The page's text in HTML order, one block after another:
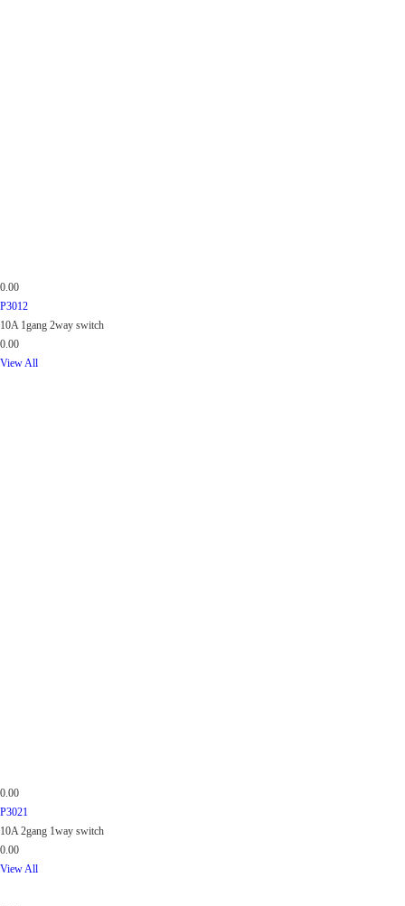
0.00
P3012
10A 1gang 2way switch
0.00
View All
0.00
P3021
10A 2gang 1way switch
0.00
View All